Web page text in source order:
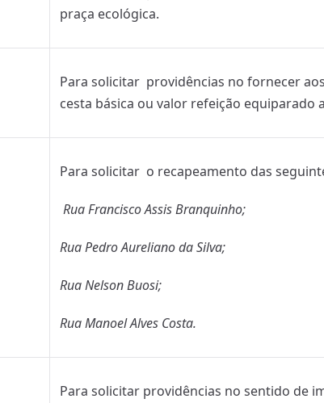
praça ecológica.
Para solicitar providências no fornecer
cesta básica ou valor refeição equiparado
Para solicitar o recapeamento das
Rua Francisco Assis Branquinho;
Rua Pedro Aureliano da Silva;
Rua Nelson Buosi;
Rua Manoel Alves Costa.
Para solicitar providências no sentido de